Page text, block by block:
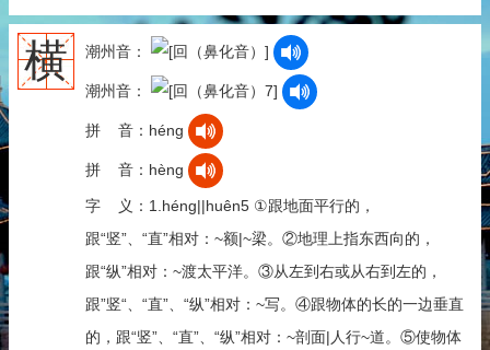
横 潮州音：
潮州音：
拼 音：héng
拼 音：hèng
字 义：1.héng||huên5 ①跟地面平行的，
跟“竖”、“直”相对：~额|~梁。②地理上指东西向的，
跟“纵”相对：~渡太平洋。③从左到右或从右到左的，
跟”竖“、“直”、“纵”相对：~写。④跟物体的长的一边垂直
的，跟“竖”、“直”、“纵”相对：~剖面|人行~道。⑤使物体